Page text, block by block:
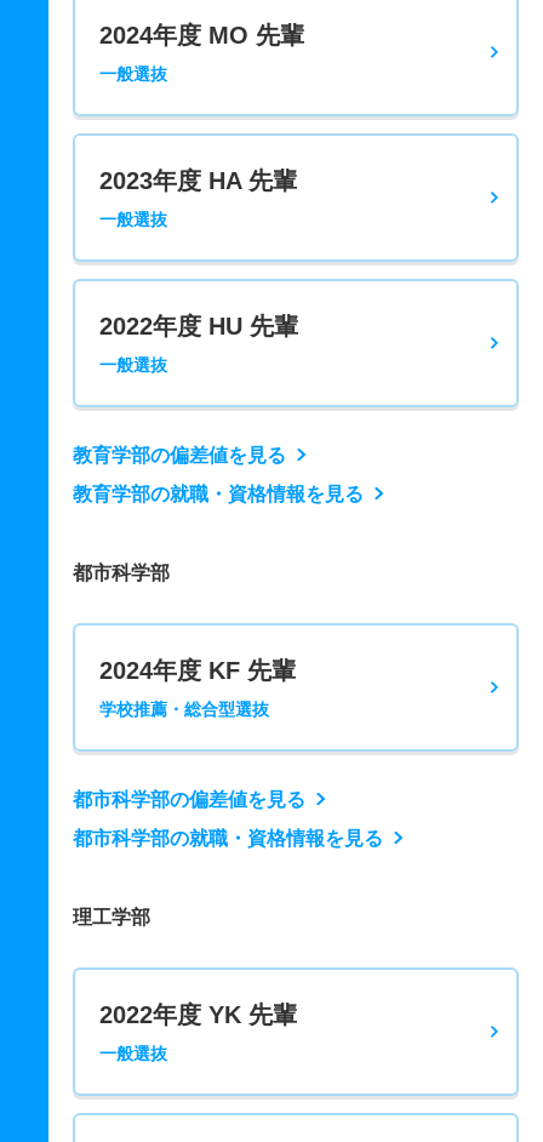
2024年度 MO 先輩
一般選抜
2023年度 HA 先輩
一般選抜
2022年度 HU 先輩
一般選抜
教育学部の偏差値を見る
教育学部の就職・資格情報を見る
都市科学部
2024年度 KF 先輩
学校推薦・総合型選抜
都市科学部の偏差値を見る
都市科学部の就職・資格情報を見る
理工学部
2022年度 YK 先輩
一般選抜